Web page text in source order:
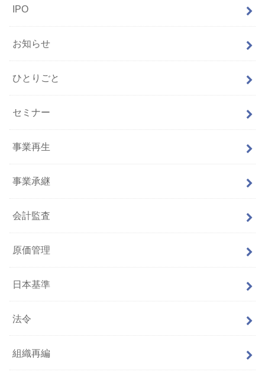
IPO
お知らせ
ひとりごと
セミナー
事業再生
事業承継
会計監査
原価管理
日本基準
法令
組織再編